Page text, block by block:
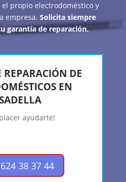
propio electrodoméstico y
empresa. Solicita siempre
garantía de reparación.
REPARACIÓN DE
EN
ayudarte!
38 37 44